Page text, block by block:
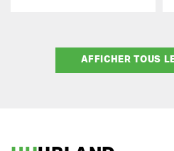
AFFICHER TOUS